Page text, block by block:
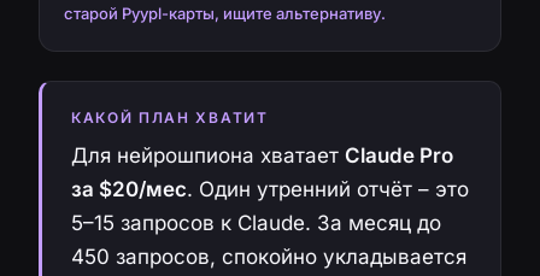
старой Pyypl-карты, ищите альтернативу.
КАКОЙ ПЛАН ХВАТИТ
Для нейрошпиона хватает Claude Pro
за $20/мес. Один утренний отчёт – это
5–15 запросов к Claude. За месяц до
450 запросов, спокойно укладывается